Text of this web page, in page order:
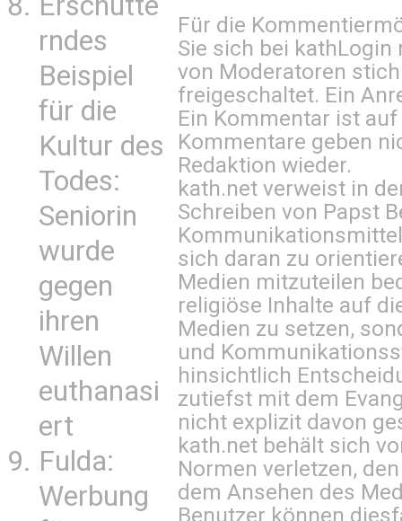
rndes
Beispiel
für die
Kultur des
Todes:
Seniorin
wurde
gegen
ihren
Willen
euthanasi
ert
Fulda:
Werbung
Für die
Sie sich bei kathLogin
von Moderatoren
freigeschaltet. Ein
Ein Kommentar ist
Kommentare geben
Redaktion wieder.
kath.net verweist in
Schreiben von Papst
sich daran zu
Medien mitzuteilen
religiöse Inhalte auf
Medien zu setzen,
und
hinsichtlich
zutiefst mit dem
nicht explizit davon
kath.net behält sich
Normen verletzen,
dem Ansehen des
Benutzer können